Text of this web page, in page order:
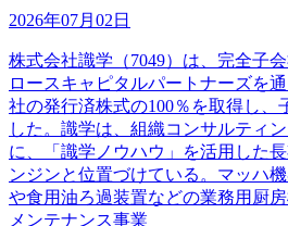
2026年07月02日
株式会社識学（7049）は、完全子
ロースキャピタルパートナーズを
社の発行済株式の100％を取得し、
した。識学は、組織コンサルティ
に、「識学ノウハウ」を活用した
ンジンと位置づけている。マッハ
や食用油ろ過装置などの業務用厨
メンテナンス事業